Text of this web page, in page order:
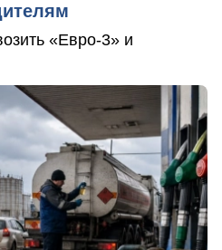
«Евро-3» и